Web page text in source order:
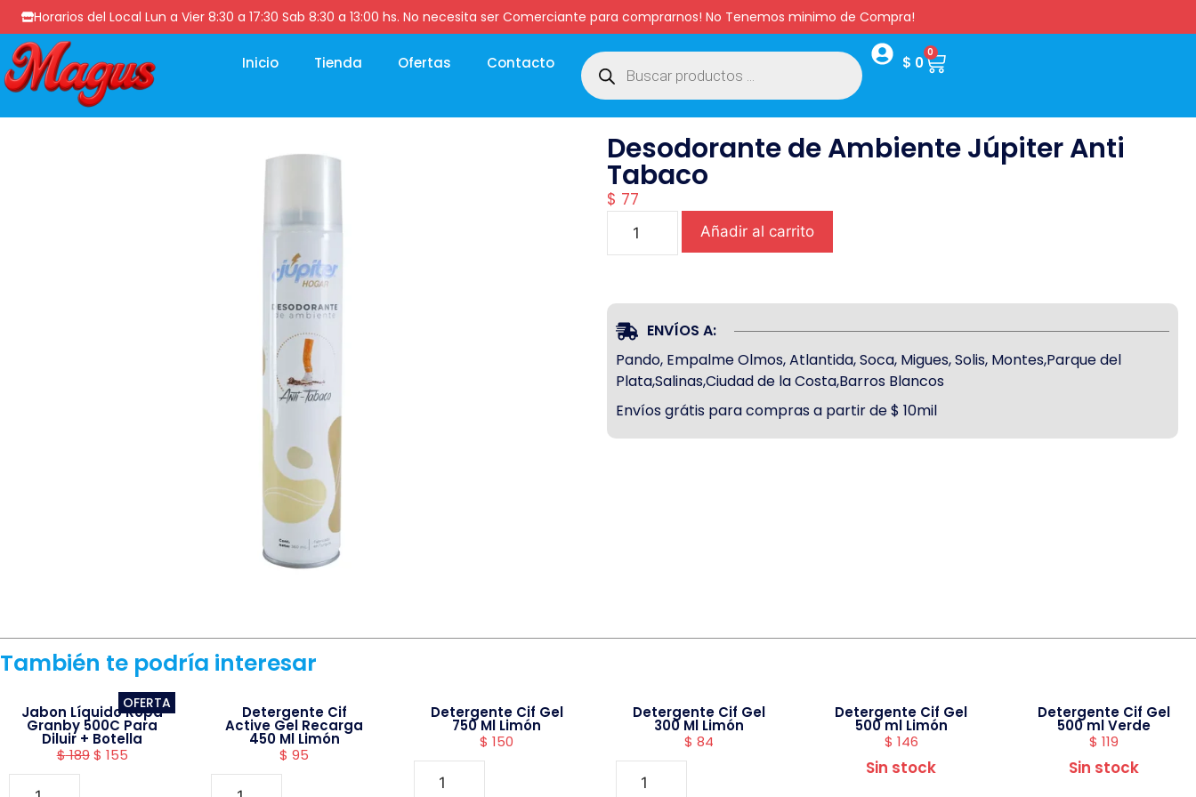
Horarios del Local Lun a Vier 8:30 a 17:30 Sab 8:30 a 13:00 hs. No necesita ser Comerciante para comprarnos! No Tenemos minimo de Compra!
Inicio Tienda Ofertas Contacto $ 0
0
Desodorante de Ambiente Júpiter Anti
Tabaco
$ 77
Añadir al carrito
ENVÍOS A:
Pando, Empalme Olmos, Atlantida, Soca, Migues, Solis, Montes,Parque del
Plata,Salinas,Ciudad de la Costa,Barros Blancos
Envíos grátis para compras a partir de $ 10mil
También te podría interesar
OFERTA
Jabon Líquido Ropa
Granby 500C Para
Diluir + Botella
$189 $ 155
Detergente Cif
Active Gel Recarga
450 Ml Limón
$ 95
Detergente Cif Gel
750 Ml Limón
$ 150
Detergente Cif Gel
300 Ml Limón
$ 84
Detergente Cif Gel
500 ml Limón
$ 146
Sin stock
Detergente Cif Gel
500 ml Verde
$ 119
Sin stock